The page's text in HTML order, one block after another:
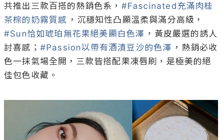
共推出三款百搭的熱銷色系， #Fascinated充滿肉桂
茶棕的奶霧質感 ，沉穩知性凸顯溫柔與滿分高級，
#Sun恰如琥珀無花果絕美顯白色澤 ，黃皮嚴選的誘人
討喜感； #Passion以帶有酒漬豆沙的色澤 ，熱銷必收
色一抹氣場全開，三款皆搭配果凍唇刷，是極美的絕
佳包色收藏。